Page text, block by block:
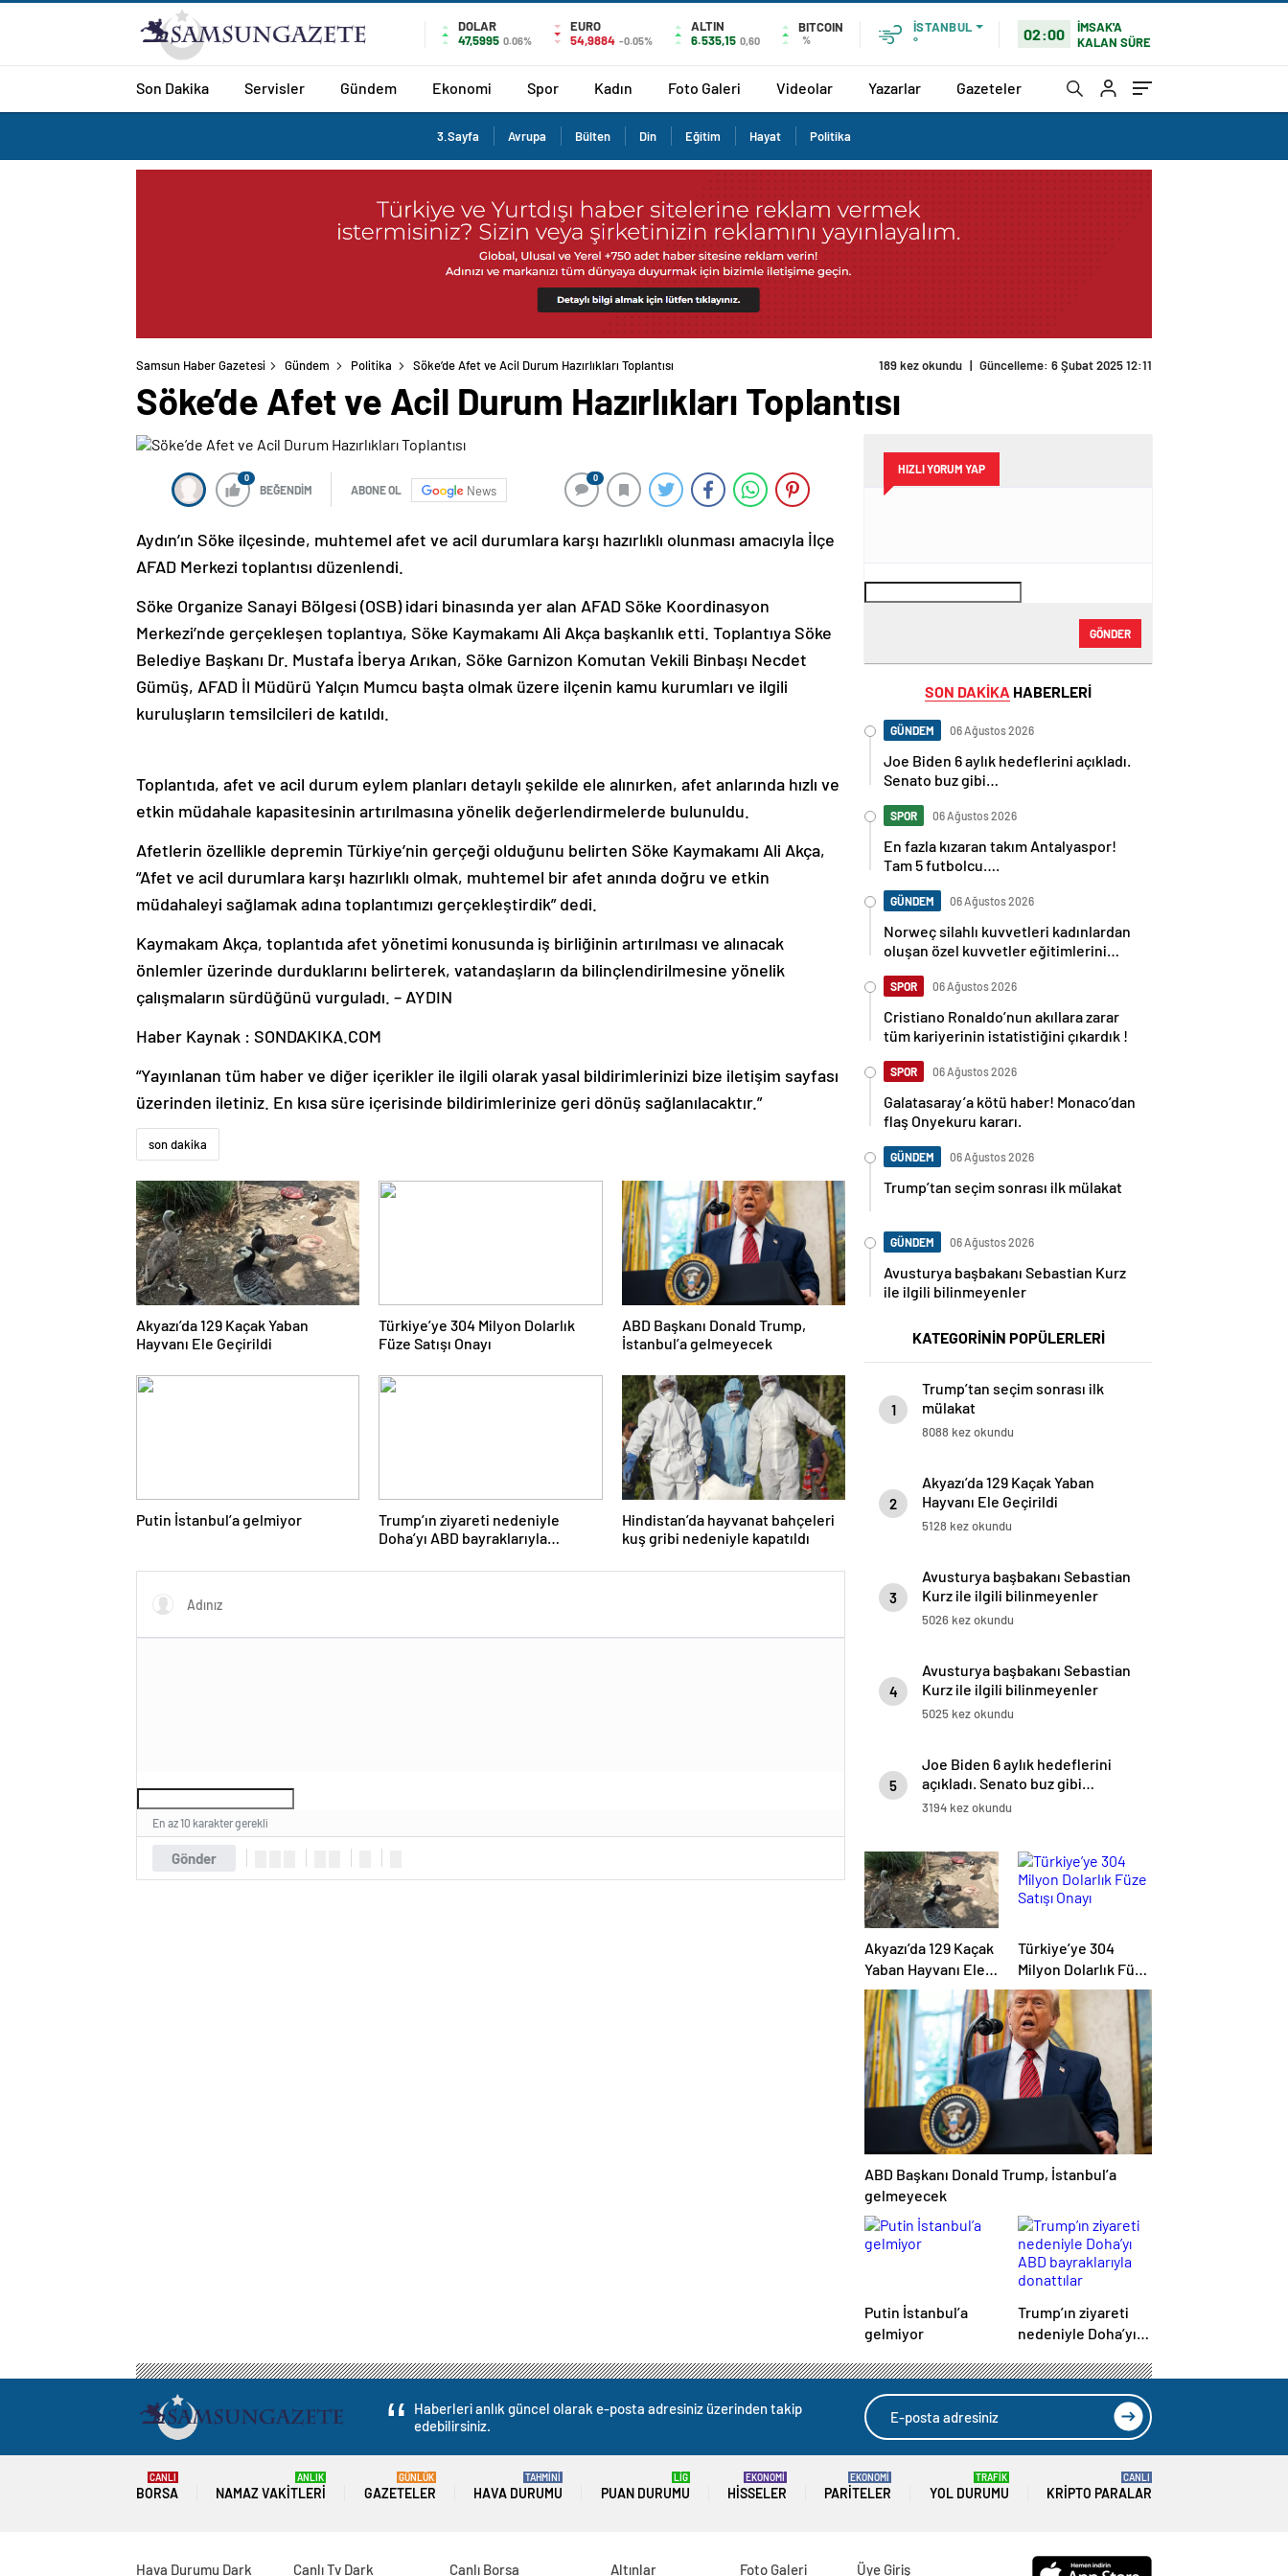
DOLAR
47,5995 0.06%
EURO
54,9884 -0.05%
ALTIN
6.535,15 0,60
BITCOIN
%
İSTANBUL
°
02:00
İMSAK'A
KALAN SÜRE
Son Dakika Servisler Gündem Ekonomi Spor Kadın Foto Galeri Videolar Yazarlar Gazeteler
3.Sayfa Avrupa Bülten Din Eğitim Hayat Politika
Samsun Haber Gazetesi Gündem Politika Söke’de Afet ve Acil Durum Hazırlıkları Toplantısı 189 kez okundu | Güncelleme: 6 Şubat 2025 12:11
Söke’de Afet ve Acil Durum Hazırlıkları Toplantısı
0
BEĞENDİM ABONE OL News
0
Aydın’ın Söke ilçesinde, muhtemel afet ve acil durumlara karşı hazırlıklı olunması amacıyla İlçe
AFAD Merkezi toplantısı düzenlendi.
Söke Organize Sanayi Bölgesi (OSB) idari binasında yer alan AFAD Söke Koordinasyon
Merkezi’nde gerçekleşen toplantıya, Söke Kaymakamı Ali Akça başkanlık etti. Toplantıya Söke
Belediye Başkanı Dr. Mustafa İberya Arıkan, Söke Garnizon Komutan Vekili Binbaşı Necdet
Gümüş, AFAD İl Müdürü Yalçın Mumcu başta olmak üzere ilçenin kamu kurumları ve ilgili
kuruluşların temsilcileri de katıldı.
Toplantıda, afet ve acil durum eylem planları detaylı şekilde ele alınırken, afet anlarında hızlı ve
etkin müdahale kapasitesinin artırılmasına yönelik değerlendirmelerde bulunuldu.
Afetlerin özellikle depremin Türkiye’nin gerçeği olduğunu belirten Söke Kaymakamı Ali Akça,
“Afet ve acil durumlara karşı hazırlıklı olmak, muhtemel bir afet anında doğru ve etkin
müdahaleyi sağlamak adına toplantımızı gerçekleştirdik” dedi.
Kaymakam Akça, toplantıda afet yönetimi konusunda iş birliğinin artırılması ve alınacak
önlemler üzerinde durduklarını belirterek, vatandaşların da bilinçlendirilmesine yönelik
çalışmaların sürdüğünü vurguladı. – AYDIN
Haber Kaynak : SONDAKIKA.COM
“Yayınlanan tüm haber ve diğer içerikler ile ilgili olarak yasal bildirimlerinizi bize iletişim sayfası
üzerinden iletiniz. En kısa süre içerisinde bildirimlerinize geri dönüş sağlanılacaktır.”
son dakika
Akyazı’da 129 Kaçak Yaban
Hayvanı Ele Geçirildi
Türkiye’ye 304 Milyon Dolarlık
Füze Satışı Onayı
ABD Başkanı Donald Trump,
İstanbul’a gelmeyecek
Putin İstanbul’a gelmiyor
Trump’ın ziyareti nedeniyle
Doha’yı ABD bayraklarıyla
Hindistan’da hayvanat bahçeleri
kuş gribi nedeniyle kapatıldı
Gönder
En az 10 karakter gerekli
HIZLI YORUM YAP
GÖNDER
SON DAKİKA HABERLERİ
GÜNDEM 06 Ağustos 2026
Joe Biden 6 aylık hedeflerini açıkladı.
Senato buz gibi…
SPOR 06 Ağustos 2026
En fazla kızaran takım Antalyaspor!
Tam 5 futbolcu….
GÜNDEM 06 Ağustos 2026
Norweç silahlı kuvvetleri kadınlardan
oluşan özel kuvvetler eğitimlerini
SPOR 06 Ağustos 2026
Cristiano Ronaldo’nun akıllara zarar
tüm kariyerinin istatistiğini çıkardık !
SPOR 06 Ağustos 2026
Galatasaray’a kötü haber! Monaco’dan
flaş Onyekuru kararı.
GÜNDEM 06 Ağustos 2026
Trump’tan seçim sonrası ilk mülakat
GÜNDEM 06 Ağustos 2026
Avusturya başbakanı Sebastian Kurz
ile ilgili bilinmeyenler
KATEGORİNİN POPÜLERLERİ
1
Trump’tan seçim sonrası ilk
mülakat
8088 kez okundu
2
Akyazı’da 129 Kaçak Yaban
Hayvanı Ele Geçirildi
5128 kez okundu
3
Avusturya başbakanı Sebastian
Kurz ile ilgili bilinmeyenler
5026 kez okundu
4
Avusturya başbakanı Sebastian
Kurz ile ilgili bilinmeyenler
5025 kez okundu
5
Joe Biden 6 aylık hedeflerini
açıkladı. Senato buz gibi…
3194 kez okundu
Akyazı’da 129 Kaçak
Yaban Hayvanı Ele
Geçirildi
Türkiye’ye 304
Milyon Dolarlık Füze
Satışı Onayı
ABD Başkanı Donald Trump, İstanbul’a
gelmeyecek
Putin İstanbul’a
gelmiyor
Trump’ın ziyareti
nedeniyle Doha’yı
donattılar
Haberleri anlık güncel olarak e-posta adresiniz üzerinden takip
edebilirsiniz.
BORSA
CANLI
NAMAZ VAKITLERI
ANLIK
GAZETELER
GÜNLÜK
HAVA DURUMU
TAHMİNİ
PUAN DURUMU
LİG
HISSELER
EKONOMİ
PARITELER
EKONOMİ
YOL DURUMU
TRAFİK
KRIPTO PARALAR
CANLI
Hava Durumu Dark Canlı Tv Dark Canlı Borsa Altınlar Foto Galeri Üye Giriş